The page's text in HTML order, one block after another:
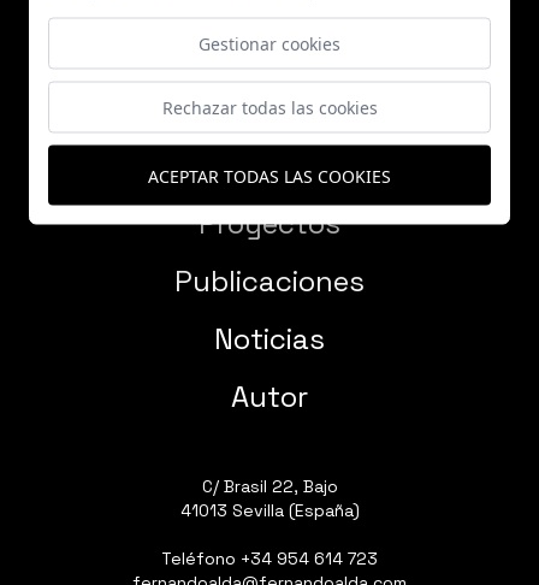
Proyectos
Publicaciones
Noticias
Autor
C/ Brasil 22, Bajo
41013 Sevilla (España)
Teléfono +34 954 614 723
Gestionar cookies
Rechazar todas las cookies
ACEPTAR TODAS LAS COOKIES